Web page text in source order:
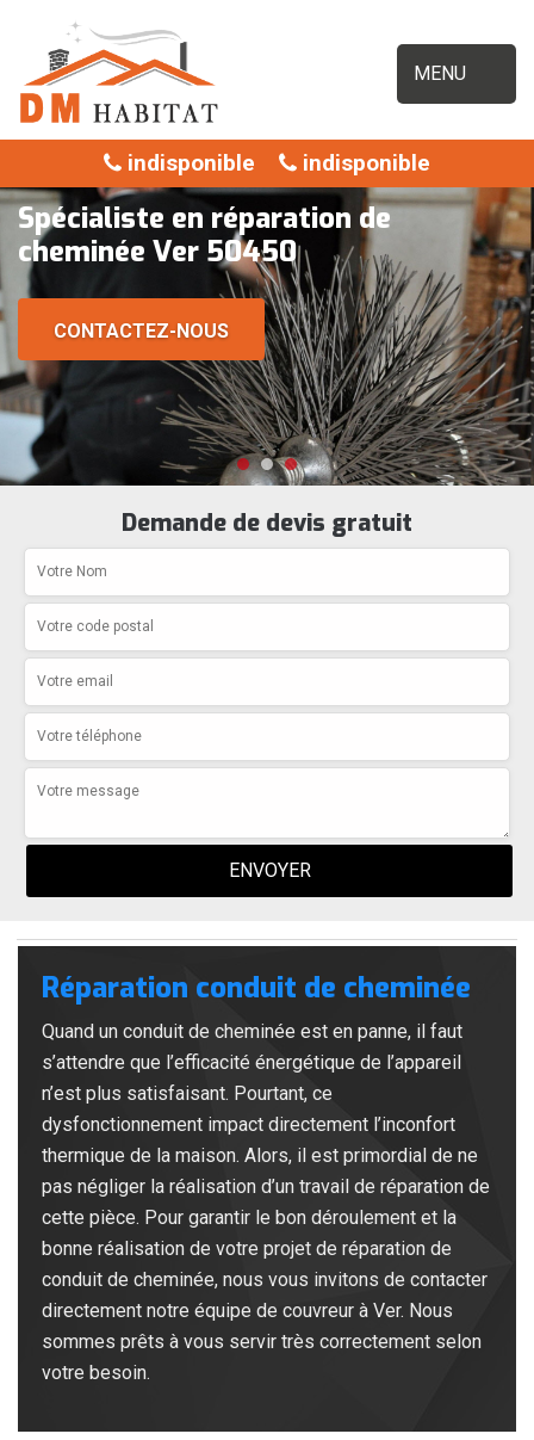
MENU
indisponible indisponible
Spécialiste en réparation de
cheminée Ver 50450
CONTACTEZ-NOUS
Demande de devis gratuit
Réparation conduit de cheminée
Quand un conduit de cheminée est en panne, il faut
s’attendre que l’efficacité énergétique de l’appareil
n’est plus satisfaisant. Pourtant, ce
dysfonctionnement impact directement l’inconfort
thermique de la maison. Alors, il est primordial de ne
pas négliger la réalisation d’un travail de réparation de
cette pièce. Pour garantir le bon déroulement et la
bonne réalisation de votre projet de réparation de
conduit de cheminée, nous vous invitons de contacter
directement notre équipe de couvreur à Ver. Nous
sommes prêts à vous servir très correctement selon
votre besoin.